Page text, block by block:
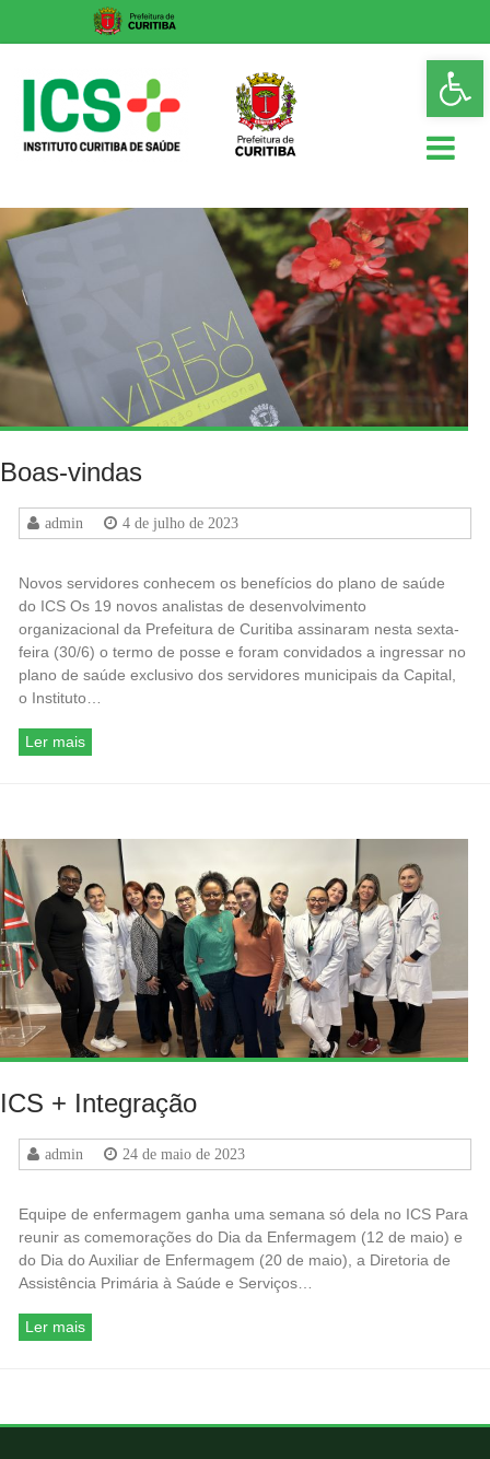
content
ICS
Curitiba
de
Saúde
Boas-vindas
admin 4 de julho de 2023
Novos servidores conhecem os benefícios do plano de saúde
do ICS Os 19 novos analistas de desenvolvimento
organizacional da Prefeitura de Curitiba assinaram nesta sexta-
feira (30/6) o termo de posse e foram convidados a ingressar no
plano de saúde exclusivo dos servidores municipais da Capital,
o Instituto…
Ler mais
ICS + Integração
admin 24 de maio de 2023
Equipe de enfermagem ganha uma semana só dela no ICS Para
reunir as comemorações do Dia da Enfermagem (12 de maio) e
do Dia do Auxiliar de Enfermagem (20 de maio), a Diretoria de
Assistência Primária à Saúde e Serviços…
Ler mais